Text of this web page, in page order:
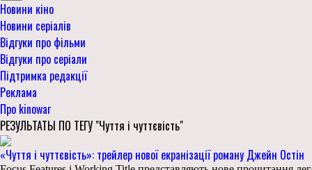
Новини кіно
Новини серіалів
Відгуки про фільми
Відгуки про серіали
Підтримка редакції
Реклама
Про kinowar
РЕЗУЛЬТАТЫ ПО ТЕГУ "Чуття і чуттєвість"
«Чуття і чуттєвість»: трейлер нової екранізації роману Джейн Остін